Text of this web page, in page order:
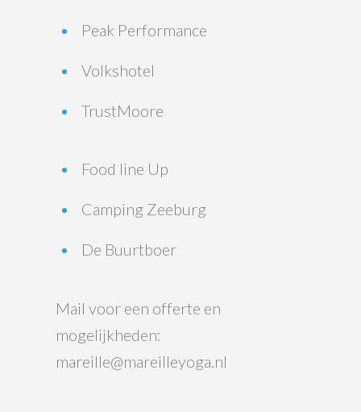
Peak Performance
Volkshotel
TrustMoore
Food line Up
Camping Zeeburg
De Buurtboer
Mail voor een offerte en
mogelijkheden:
mareille@mareilleyoga.nl